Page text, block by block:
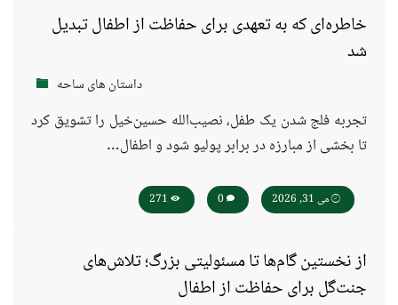
خاطره‌ای که به تعهدی برای حفاظت از اطفال تبدیل
شد
داستان های ساحه
تجربه فلج شدن یک طفل، نصیب‌الله حسین‌خیل را تشویق کرد
تا بخشی از مبارزه در برابر پولیو شود و اطفال…
می 31, 2026
از نخستین گام‌ها تا مسئولیتی بزرگ؛ تلاش‌های
جنت‌گل برای حفاظت از اطفال